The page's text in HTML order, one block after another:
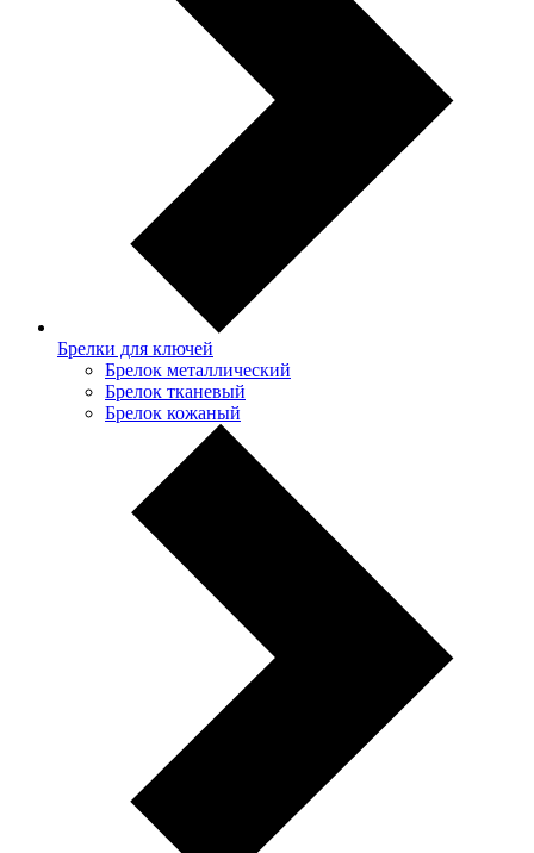
Брелки для ключей
Брелок металлический
Брелок тканевый
Брелок кожаный